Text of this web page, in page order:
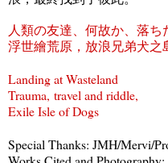
人類の友達、何故か、落ち
浮世繪荒原， 放浪兄弟犬之
Landing at Wasteland
Trauma, travel and riddle,
Exile Isle of Dogs
Special Thanks: JMH/Mervi/